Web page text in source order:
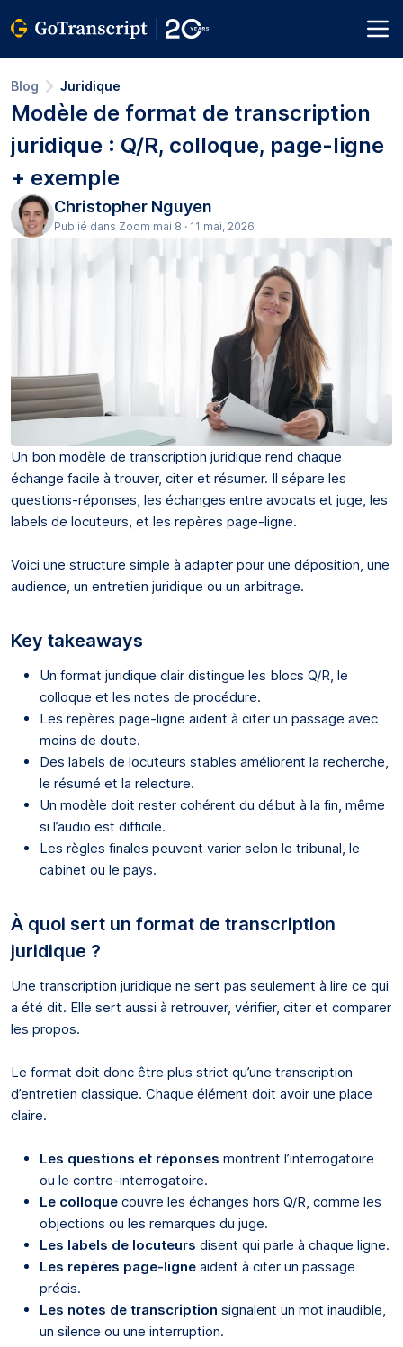
Blog Juridique
Modèle de format de transcription
juridique : Q/R, colloque, page-ligne
+ exemple
Christopher Nguyen
Publié dans Zoom mai 8 · 11 mai, 2026
Un bon modèle de transcription juridique rend chaque
échange facile à trouver, citer et résumer. Il sépare les
questions-réponses, les échanges entre avocats et juge, les
labels de locuteurs, et les repères page-ligne.
Voici une structure simple à adapter pour une déposition, une
audience, un entretien juridique ou un arbitrage.
Key takeaways
Un format juridique clair distingue les blocs Q/R, le
colloque et les notes de procédure.
Les repères page-ligne aident à citer un passage avec
moins de doute.
Des labels de locuteurs stables améliorent la recherche,
le résumé et la relecture.
Un modèle doit rester cohérent du début à la fin, même
si l’audio est difficile.
Les règles finales peuvent varier selon le tribunal, le
cabinet ou le pays.
À quoi sert un format de transcription
juridique ?
Une transcription juridique ne sert pas seulement à lire ce qui
a été dit. Elle sert aussi à retrouver, vérifier, citer et comparer
les propos.
Le format doit donc être plus strict qu’une transcription
d’entretien classique. Chaque élément doit avoir une place
claire.
Les questions et réponses montrent l’interrogatoire
ou le contre-interrogatoire.
Le colloque couvre les échanges hors Q/R, comme les
objections ou les remarques du juge.
Les labels de locuteurs disent qui parle à chaque ligne.
Les repères page-ligne aident à citer un passage
précis.
Les notes de transcription signalent un mot inaudible,
un silence ou une interruption.